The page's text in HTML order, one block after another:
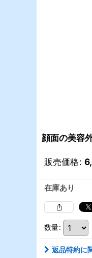
顔面の美容
販売価格:
在庫あり
数量:
返品特約に